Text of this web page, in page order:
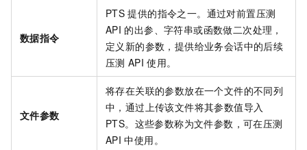
数据指令
PTS 提供的指令之一。通过对前置压测
API 的出参、字符串或函数做二次处理，
定义新的参数，提供给业务会话中的后续
压测 API 使用。
文件参数
将存在关联的参数放在一个文件的不同列
中，通过上传该文件将其参数值导入
PTS。这些参数称为文件参数，可在压测
API 中使用。